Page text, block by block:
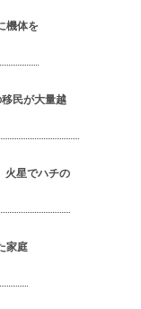
機体を
民が大量越
火星でハチの
家庭